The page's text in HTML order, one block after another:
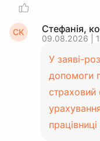
СК Стефанія,
09.08.2026 |
У заяві-
допомоги
страховий